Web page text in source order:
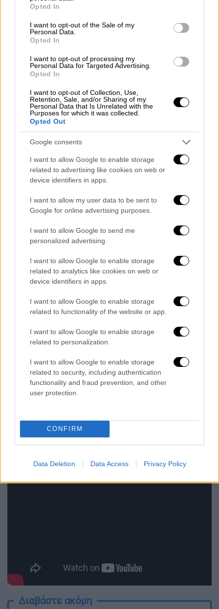
use your data for below specified purposes in below Google
consent section.
Opted In
I want to opt-out of the Sale of my
Personal Data.
Opted In
I want to opt-out of processing my
Personal Data for Targeted Advertising.
Opted In
I want to opt-out of Collection, Use,
Retention, Sale, and/or Sharing of my
Personal Data that Is Unrelated with the
Purposes for which it was collected.
Opted Out
Google consents
I want to allow Google to enable storage
related to advertising like cookies on web or
device identifiers in apps.
I want to allow my user data to be sent to
Google for online advertising purposes.
I want to allow Google to send me
personalized advertising.
I want to allow Google to enable storage
related to analytics like cookies on web or
device identifiers in apps.
I want to allow Google to enable storage
related to functionality of the website or app.
I want to allow Google to enable storage
related to personalization.
I want to allow Google to enable storage
related to security, including authentication
functionality and fraud prevention, and other
user protection.
CONFIRM
Data Deletion Data Access Privacy Policy
Μουρτζούκου ζήτησε συγγνώμη από τον
εντολέα μου, σε λίγο θα μπούμε μέσα να
δικάσουμε, δεν ξέρω αν έχει έρθει ακόμα.
[...] Υπάρχει συζήτηση (να τα βρούμε
λάθος της και ένας άνθρωπος που έχει
διασυρθεί όλον αυτόν τον καιρό
επιβεβαιώνεται ότι
αυτά που έλεγε» ανέφερε ο δικηγόρος του
πατριού της, κ. Ντούγκας έξω από τα
δικαστήρια της πρώην Σχολής Ευελπίδων.
Η συγγνώμη της Μουρτζούκου
«Θα ήθελα να ζητήσω στον Γιώργο ένα
συγγνώμη, όχι στους υπόλοιπους. Η κυρία
Πόπη δεν είναι μάνα μου. Με πόνεσε και με
έβγαλε φονιά, γιατί δεν με πήρε προσωπικά
να μου το πει, με έβγαλε σε όλο το
πανελλήνιο, όπως με πόνεσε αυτή και πονάω
αυτό τον τρόπο», είπε η Μουρτζούκου το
βράδυ της Τετάρτης στο OPEN και
παραδέχτηκε πως έλεγε ψέμματα για τον
Διαβάστε ακόμη